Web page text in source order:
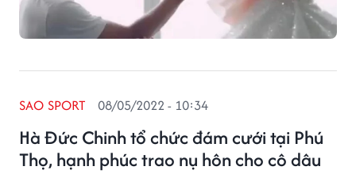
Hà Đức Chinh tổ chức đám cưới tại Phú
Thọ, hạnh phúc trao nụ hôn cho cô dâu
SAO SPORT 08/05/2022 - 10:34